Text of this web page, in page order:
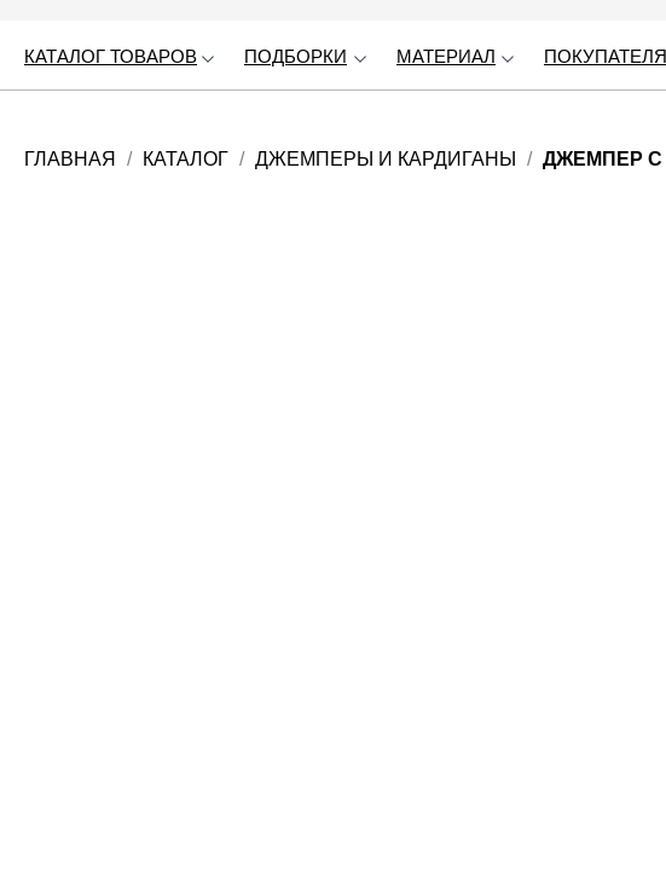
КАТАЛОГ ТОВАРОВ МАТЕРИАЛ
ПОДБОРКИ
КАТАЛОГ ТОВАРОВ МАТЕРИАЛ
ПОДБОРКИ
ГЛАВНАЯ КАТАЛОГ ДЖЕМПЕРЫ И КАРДИГАНЫ ДЖЕМПЕР С